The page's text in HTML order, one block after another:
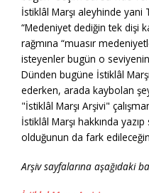
İstiklâl Marşı aleyhinde
“Medeniyet dediğin tek dişi
rağmına “muasır
isteyenler bugün o
Dünden bugüne İstiklâl
ederken, arada kaybolan
"İstiklâl Marşı Arşivi"
İstiklâl Marşı hakkında
olduğunun da fark
Arşiv sayfalarına aşağıdaki